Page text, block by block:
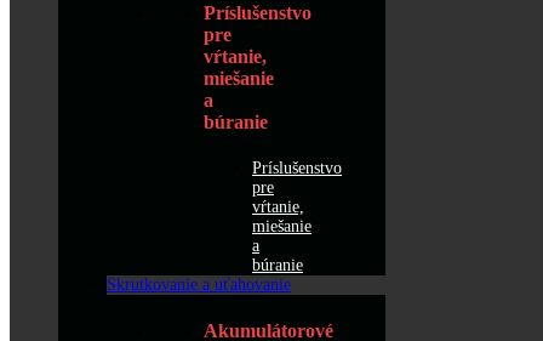
Príslušenstvo
pre
vŕtanie,
miešanie
a
búranie
Príslušenstvo
pre
vŕtanie,
miešanie
a
búranie
Skrutkovanie a uťahovanie
Akumulátorové